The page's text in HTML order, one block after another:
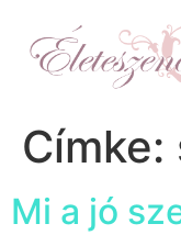
Címke:
Mi a jó